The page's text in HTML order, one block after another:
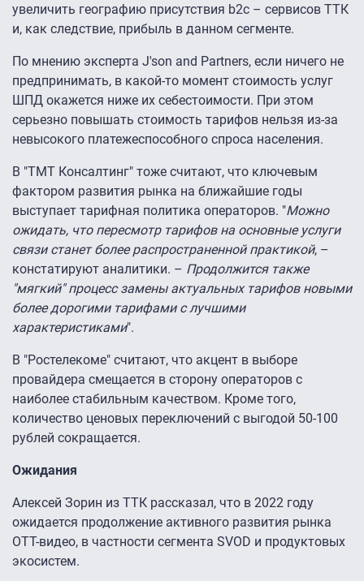
увеличить географию присутствия b2c – сервисов ТТК
и, как следствие, прибыль в данном сегменте.
По мнению эксперта J'son and Partners, если ничего не
предпринимать, в какой-то момент стоимость услуг
ШПД окажется ниже их себестоимости. При этом
серьезно повышать стоимость тарифов нельзя из-за
невысокого платежеспособного спроса населения.
В "ТМТ Консалтинг" тоже считают, что ключевым
фактором развития рынка на ближайшие годы
выступает тарифная политика операторов. "Можно
ожидать, что пересмотр тарифов на основные услуги
связи станет более распространенной практикой, –
констатируют аналитики. – Продолжится также
"мягкий" процесс замены актуальных тарифов новыми
более дорогими тарифами с лучшими
характеристиками".
В "Ростелекоме" считают, что акцент в выборе
провайдера смещается в сторону операторов с
наиболее стабильным качеством. Кроме того,
количество ценовых переключений с выгодой 50-100
рублей сокращается.
Ожидания
Алексей Зорин из ТТК рассказал, что в 2022 году
ожидается продолжение активного развития рынка
ОТТ-видео, в частности сегмента SVOD и продуктовых
экосистем.